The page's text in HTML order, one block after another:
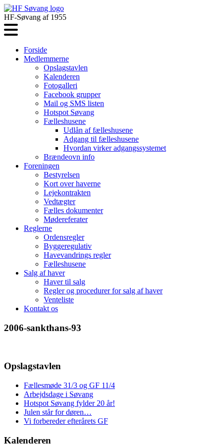
HF-Søvang af 1955
Forside
Medlemmerne
Opslagstavlen
Kalenderen
Fotogalleri
Facebook grupper
Mail og SMS listen
Hotspot Søvang
Fælleshusene
Udlån af fælleshusene
Adgang til fælleshusene
Hvordan virker adgangssystemet
Brændeovn info
Foreningen
Bestyrelsen
Kort over haverne
Lejekontrakten
Vedtægter
Fælles dokumenter
Mødereferater
Reglerne
Ordensregler
Byggeregulativ
Havevandrings regler
Fælleshusene
Salg af haver
Haver til salg
Regler og procedurer for salg af haver
Venteliste
Kontakt os
2006-sankthans-93
Opslagstavlen
Fællesmøde 31/3 og GF 11/4
Arbejdsdage i Søvang
Hotspot Søvang fylder 20 år!
Julen står for døren…
Vi forbereder efterårets GF
Kalenderen